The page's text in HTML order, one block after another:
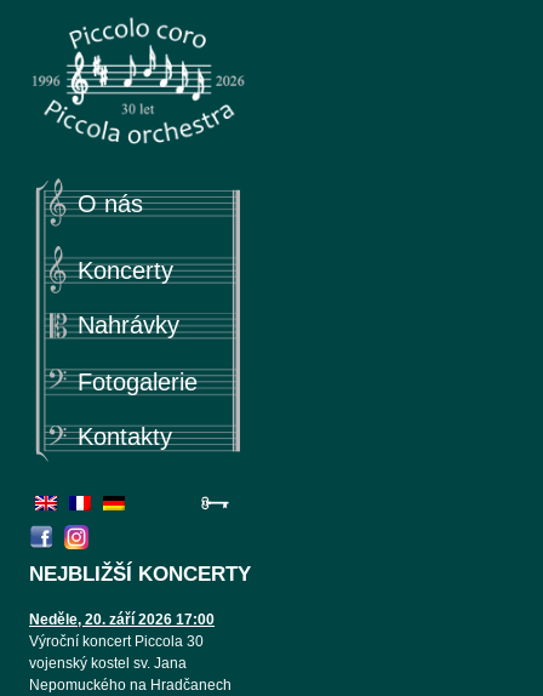
Piccola
Piccolo coro & Piccola orchestra
O nás
Koncerty
Nahrávky
Fotogalerie
Kontakty
NEJBLIŽŠÍ KONCERTY
Neděle, 20. září 2026 17:00
Výroční koncert Piccola 30
vojenský kostel sv. Jana
Nepomuckého na Hradčanech